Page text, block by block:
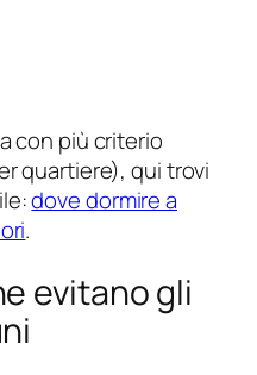
con più criterio
quartiere), qui trovi
dove dormire a
.
evitano gli